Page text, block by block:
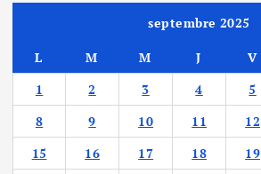
septembre 2025
L M M J V
1
2 3 4 5
8
9 10 11 12
15
16 17 18 19